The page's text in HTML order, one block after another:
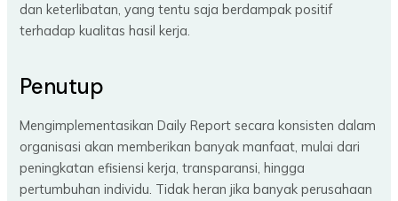
dan keterlibatan, yang tentu saja berdampak positif
terhadap kualitas hasil kerja.
Penutup
Mengimplementasikan Daily Report secara konsisten dalam
organisasi akan memberikan banyak manfaat, mulai dari
peningkatan efisiensi kerja, transparansi, hingga
pertumbuhan individu. Tidak heran jika banyak perusahaan